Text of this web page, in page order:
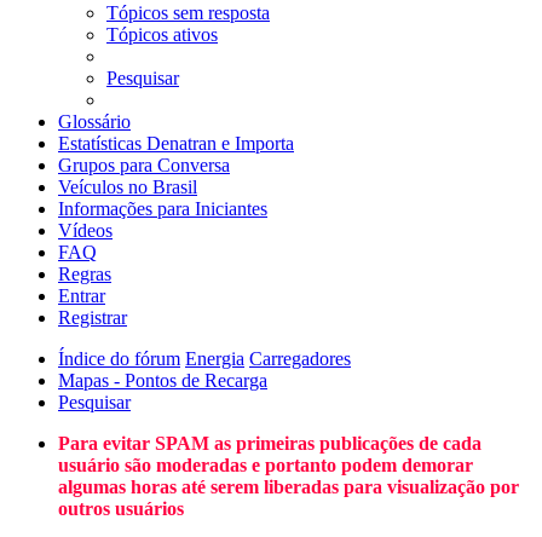
Tópicos sem resposta
Tópicos ativos
Pesquisar
Glossário
Estatísticas Denatran e Importa
Grupos para Conversa
Veículos no Brasil
Informações para Iniciantes
Vídeos
FAQ
Regras
Entrar
Registrar
Índice do fórum Energia Carregadores
Mapas - Pontos de Recarga
Pesquisar
Para evitar SPAM as primeiras publicações de cada
usuário são moderadas e portanto podem demorar
algumas horas até serem liberadas para visualização por
outros usuários